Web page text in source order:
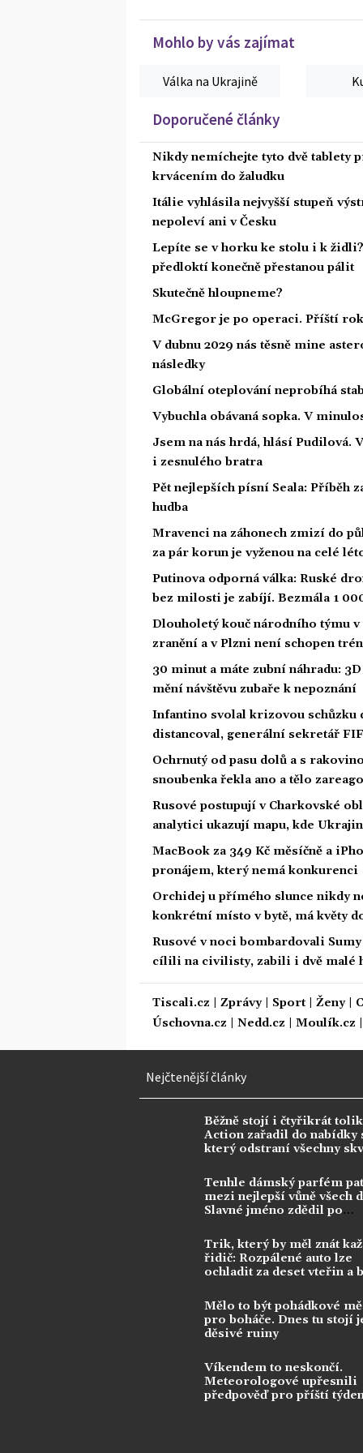
Mohlo by vás zajímat
Válka na Ukrajině
Doporučené články
Nikdy nemíchejte tyto dvě tablety
krvácením do žaludku
Itálie vyhlásila nejvyšší stupeň
nepoleví ani v Česku
Lepíte se v horku ke stolu i k
předloktí konečně přestanou pálit
Skutečně hloupneme?
McGregor je po operaci. Příští rok
V dubnu 2029 nás těsně mine
následky
Globální oteplování neprobíhá
Vybuchla obávaná sopka. V
Jsem na nás hrdá, hlásí Pudilová.
i zesnulého bratra
Pět nejlepších písní Seala: Příběh
hudba
Mravenci na záhonech zmizí do
za pár korun je vyženou na celé
Putinova odporná válka: Ruské
bez milosti je zabíjí. Bezmála 1
Dlouholetý kouč národního týmu
zranění a v Plzni není schopen
30 minut a máte zubní náhradu:
mění návštěvu zubaře k nepoznání
Infantino svolal krizovou schůzku
distancoval, generální sekretář
Ochrnutý od pasu dolů a s
snoubenka řekla ano a tělo
Rusové postupují v Charkovské
analytici ukazují mapu, kde
MacBook za 349 Kč měsíčně a
pronájem, který nemá konkurenci
Orchidej u přímého slunce nikdy
konkrétní místo v bytě, má květy
Rusové v noci bombardovali
cílili na civilisty, zabili i dvě malé
Tiscali.cz Zprávy| Sport| Ženy|
Úschovna.cz
Nedd.cz Moulík.cz
Nejčtenější články
Běžně stojí i čtyřikrát
Action zařadil do nabídky
který odstraní všechny
Tenhle dámský parfém
mezi nejlepší vůně všech
Slavné jméno zdědil po
Trik, který by měl znát
řidič: Rozpálené auto lze
ochladit za deset vteřin a
Mělo to být pohádkové
pro boháče. Dnes tu stojí
děsivé ruiny
Víkendem to neskončí.
Meteorologové upřesnili
předpověď pro příští